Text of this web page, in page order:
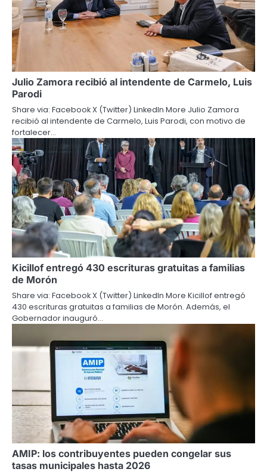
Julio Zamora recibió al intendente de Carmelo, Luis
Parodi
Share via: Facebook X (Twitter) LinkedIn More Julio Zamora
recibió al intendente de Carmelo, Luis Parodi, con motivo de
fortalecer…
Kicillof entregó 430 escrituras gratuitas a familias
de Morón
Share via: Facebook X (Twitter) LinkedIn More Kicillof entregó
430 escrituras gratuitas a familias de Morón. Además, el
Gobernador inauguró…
AMIP: los contribuyentes pueden congelar sus
tasas municipales hasta 2026